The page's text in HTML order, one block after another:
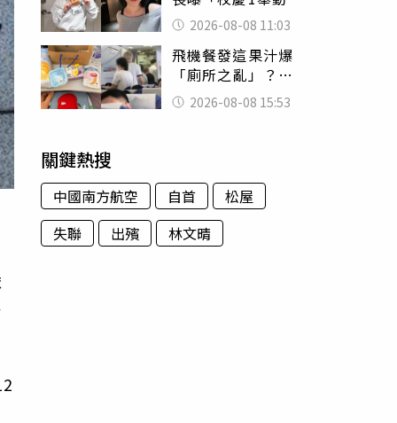
讓她徹底改觀 網
友洗版認證
2026-08-08 11:03
飛機餐發這果汁爆
「廁所之亂」？乘
客崩潰：差點丟大
臉 醫揭3類人別亂
2026-08-08 15:53
關鍵熱搜
中國南方航空 自首
松屋
失聯
出殯 林文晴